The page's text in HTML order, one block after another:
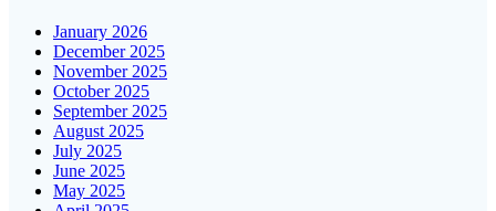
January 2026
December 2025
November 2025
October 2025
September 2025
August 2025
July 2025
June 2025
May 2025